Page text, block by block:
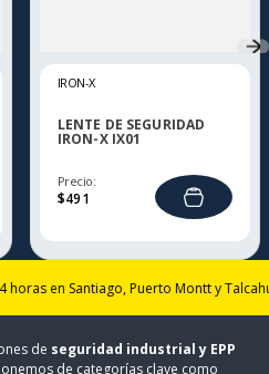
IRON-X
LENTE DE SEGURIDAD
IRON-X IX01
Precio:
$491
Santiago, Puerto Montt y Talcahuano
de seguridad industrial y EPP
de categorías clave como